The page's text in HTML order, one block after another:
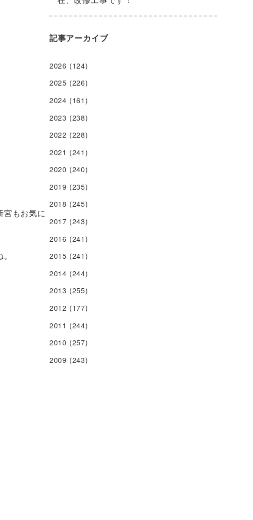
宮もお気に
記事アーカイブ
2026 (124)
2025 (226)
2024 (161)
2023 (238)
2022 (228)
2021 (241)
2020 (240)
2019 (235)
2018 (245)
2017 (243)
2016 (241)
2015 (241)
2014 (244)
2013 (255)
2012 (177)
2011 (244)
2010 (257)
2009 (243)